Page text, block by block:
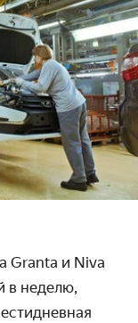
Granta и Niva
в неделю,